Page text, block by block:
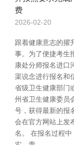
费
2026-02-20
跟着健康意志的擢
事。为了便捷考生
康处分师报名进口
渠说念进行报名和
省级卫生健康部门
州省卫生健康委员
号，获得最新的报
会在官方网站上发
名。 在报名过程